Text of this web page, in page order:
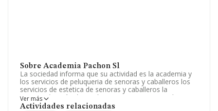
Sobre Academia Pachon Sl
La sociedad informa que su actividad es la academia y
los servicios de peluqueria de senoras y caballeros los
servicios de estetica de senoras y caballeros la
comercialización de productos y accesorios capilares y
cosméticos de todo tipo. La sociedad está inscrita en el
Ver más
Actividades relacionadas